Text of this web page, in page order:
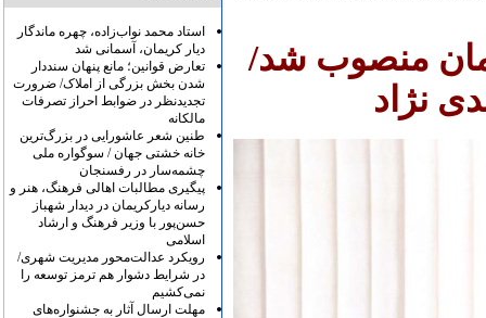
منصوب شد/
نژاد
استاد محمد نواب‌زاده، چهره ماندگار
دیار کریمان، آسمانی شد
تعارض قوانین؛ مانع پنهان سنددار
شدن بخش بزرگی از املاک/ ضرورت
تجدیدنظر در ضوابط احراز تصرفات
مالکانه
طنین شعر عاشورایی در بزرگ‌ترین
خانه خشتی جهان / سوگواره ملی
چشمه‌سار در رفسنجان
پیگیری مطالبات اهالی فرهنگ، هنر و
رسانه دیارکریمان در دیدار شهباز
حسن‌پور با وزیر فرهنگ و ارشاد
اسلامی
رویکرد عدالت‌محور مدیریت شهری/
در شرایط دشوار هم ترمز توسعه را
نمی‌کشیم
مهلت ارسال آثار به جشنواره‌های